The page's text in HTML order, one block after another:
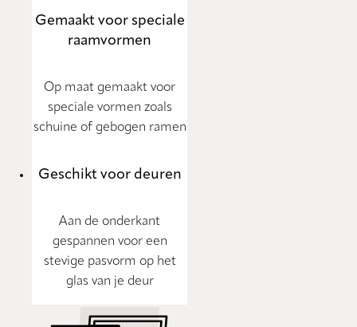
Gemaakt voor speciale
raamvormen
Op maat gemaakt voor
speciale vormen zoals
schuine of gebogen ramen
Geschikt voor deuren
Aan de onderkant
gespannen voor een
stevige pasvorm op het
glas van je deur